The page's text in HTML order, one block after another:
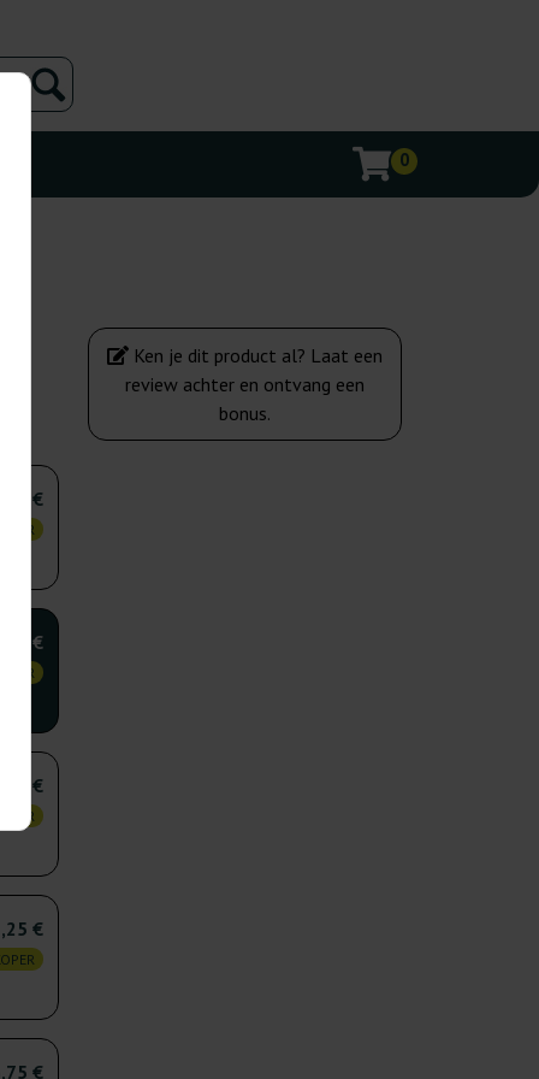
0
8,25 €
€
€
€
€
Ken je dit product al? Laat een
review achter en ontvang een
bonus.